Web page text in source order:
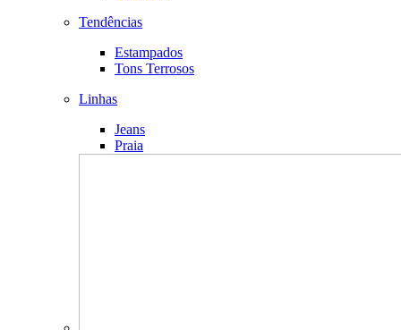
Tendências
Estampados
Tons Terrosos
Linhas
Jeans
Praia